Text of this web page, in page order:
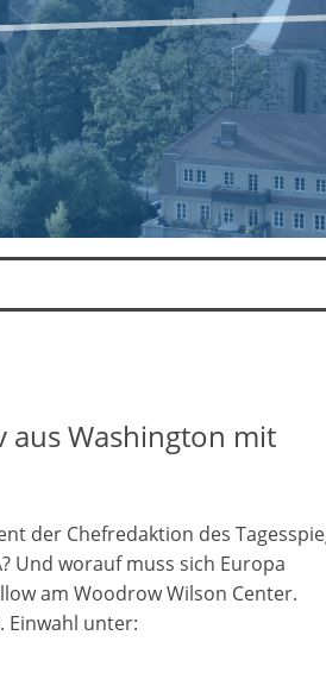
aus Washington mit
der Chefredaktion des
Und worauf muss sich Europa
am Woodrow Wilson Center.
Einwahl unter: